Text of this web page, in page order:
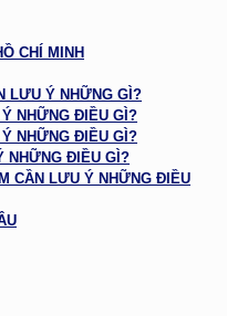
CHÍ MINH
LƯU Ý NHỮNG GÌ?
NHỮNG ĐIỀU GÌ?
NHỮNG ĐIỀU GÌ?
NHỮNG ĐIỀU GÌ?
CẦN LƯU Ý NHỮNG ĐIỀU